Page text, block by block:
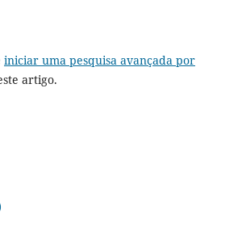
iniciar uma pesquisa avançada por
artigo.